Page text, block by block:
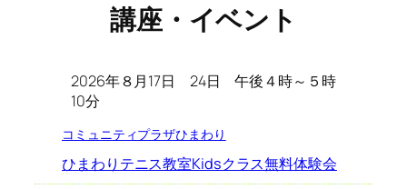
講座・イベント
2026年８月17日 24日 午後４時～５時
10分
コミュニティプラザひまわり
ひまわりテニス教室Kidsクラス無料体験会